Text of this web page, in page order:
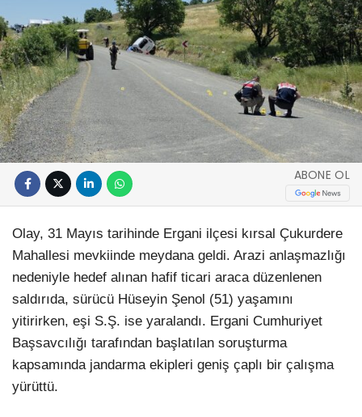
ABONE OL
Olay, 31 Mayıs tarihinde Ergani ilçesi kırsal Çukurdere
Mahallesi mevkiinde meydana geldi. Arazi anlaşmazlığı
nedeniyle hedef alınan hafif ticari araca düzenlenen
saldırıda, sürücü Hüseyin Şenol (51) yaşamını
yitirirken, eşi S.Ş. ise yaralandı. Ergani Cumhuriyet
Başsavcılığı tarafından başlatılan soruşturma
kapsamında jandarma ekipleri geniş çaplı bir çalışma
yürüttü.